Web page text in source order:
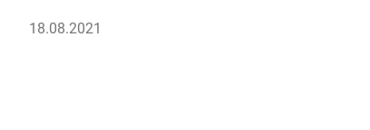
18.08.2021